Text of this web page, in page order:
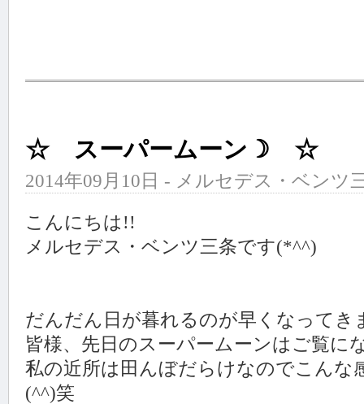
☆ スーパームーン☽ ☆
2014年09月10日 - メルセデス・ベンツ
こんにちは!!
メルセデス・ベンツ三条です(*^^)
だんだん日が暮れるのが早くなって
皆様、先日のスーパームーンはご覧に
私の近所は田んぼだらけなのでこんな
(^^)笑